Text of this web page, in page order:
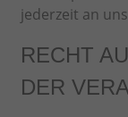
jederzeit an
RECHT
DER